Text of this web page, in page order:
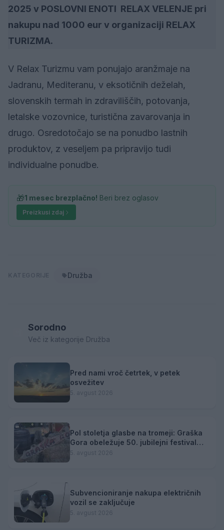
2025 v POSLOVNI ENOTI RELAX VELENJE pri
nakupu nad 1000 eur v organizaciji RELAX
TURIZMA.
V Relax Turizmu vam ponujajo aranžmaje na
Jadranu, Mediteranu, v eksotičnih deželah,
slovenskih termah in zdraviliščih, potovanja,
letalske vozovnice, turistična zavarovanja in
drugo. Osredotočajo se na ponudbo lastnih
produktov, z veseljem pa pripravijo tudi
individualne ponudbe.
🎁1 mesec brezplačno! Beri brez oglasov
Preizkusi zdaj
Družba
Sorodno
Več iz kategorije Družba
Pred nami vroč četrtek, v petek
osvežitev
5. avgust 2026
Pol stoletja glasbe na tromeji: Graška
Gora obeležuje 50. jubilejni festival
narodno-zabavne glasbe
5. avgust 2026
Subvencioniranje nakupa električnih
vozil se zaključuje
5. avgust 2026